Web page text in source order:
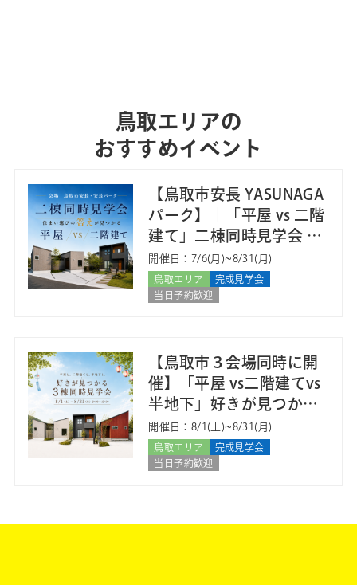
鳥取エリアの
おすすめイベント
【鳥取市安長 YASUNAGA
パーク】｜「平屋 vs 二階
建て」二棟同時見学会
近隣だから一度に見える
開催日：7/6(月)~8/31(月)
鳥取エリア
完成見学会
当日予約歓迎
【鳥取市３会場同時に開
催】「平屋 vs二階建てvs
半地下」好きが見つかる
３棟同時見学会
開催日：8/1(土)~8/31(月)
鳥取エリア
完成見学会
当日予約歓迎